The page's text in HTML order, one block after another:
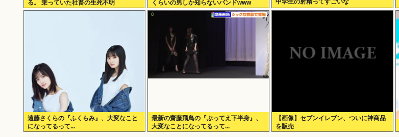
る。 乗っていた社畜の生死不明
くらいの男しか知らないバンドwww
遠藤さくらの『ふくらみ』、大変なこと
になってるって...
最新の齋藤飛鳥の『ぶってえ下半身』、
大変なことになってるって...
【画像】セブンイレブン、ついに神商品
を販売